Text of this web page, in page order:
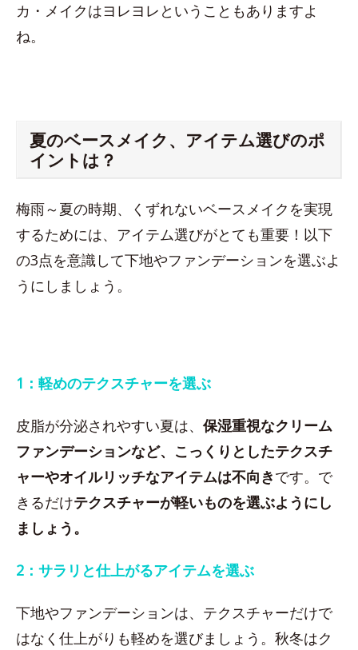
カ・メイクはヨレヨレということもありますよ
ね。
夏のベースメイク、アイテム選びのポ
イントは？
梅雨～夏の時期、くずれないベースメイクを実現
するためには、アイテム選びがとても重要！以下
の3点を意識して下地やファンデーションを選ぶよ
うにしましょう。
1：軽めのテクスチャーを選ぶ
皮脂が分泌されやすい夏は、 保湿重視なクリーム
ファンデーションなど、こっくりとしたテクスチ
ャーやオイルリッチなアイテムは不向きです。で
きるだけテクスチャーが軽いものを選ぶようにし
ましょう。
2：サラリと仕上がるアイテムを選ぶ
下地やファンデーションは、テクスチャーだけで
はなく仕上がりも軽めを選びましょう。秋冬はク